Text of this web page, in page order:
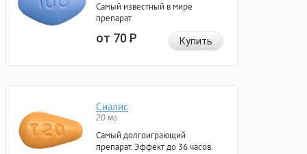
Самый известный в мире
препарат
от 70Р Купить
Сиалис
20 мг
Самый долгоиграющий
препарат. Эффект до 36 часов.